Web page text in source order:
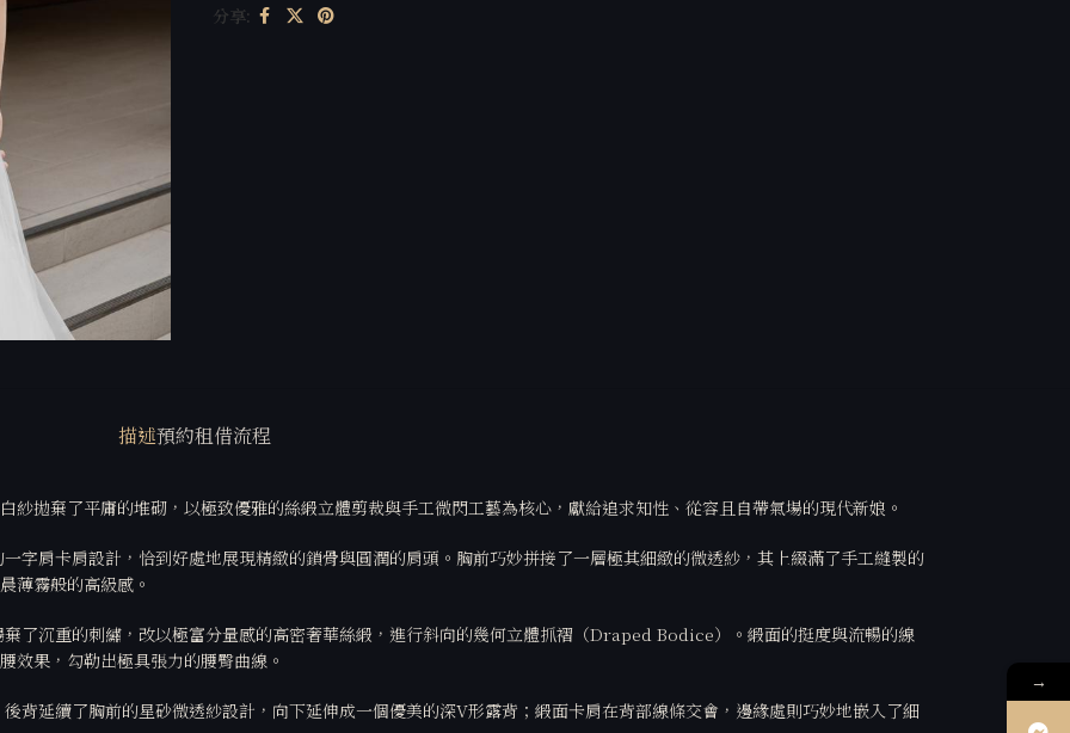
分享:
描述預約租借流程
拋棄了平庸的堆砌，以極致優雅的絲緞立體剪裁與手工微閃工藝為核心，獻給追求知性、從容且自帶氣場的現代新娘。
字肩卡肩設計，恰到好處地展現精緻的鎖骨與圓潤的肩頭。胸前巧妙拼接了一層極其細緻的微透紗，其上綴滿了手工縫製的
薄霧般的高級感。
了沉重的刺繡，改以極富分量感的高密奢華絲緞，進行斜向的幾何立體抓褶（Draped Bodice）。緞面的挺度與流暢的線
效果，勾勒出極具張力的腰臀曲線。
背延續了胸前的星砂微透紗設計，向下延伸成一個優美的深V形露背；緞面卡肩在背部線條交會，邊緣處則巧妙地嵌入了細
→